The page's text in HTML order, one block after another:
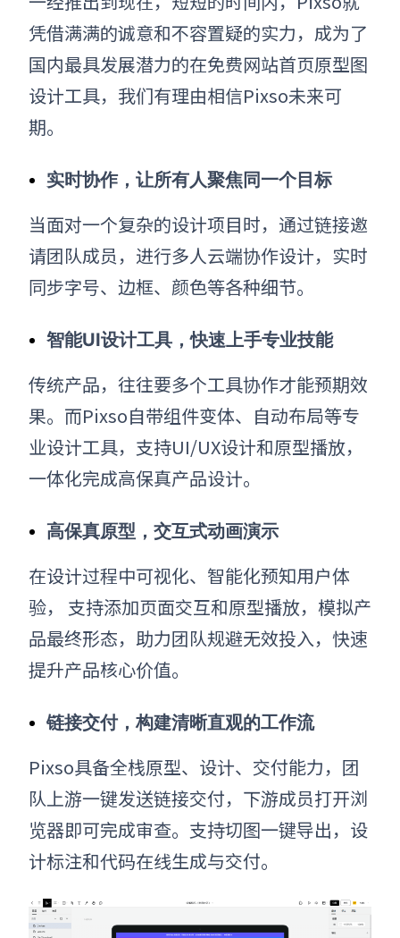
凭借满满的诚意和不容置疑的实力，成为了
国内最具发展潜力的在免费网站首页原型图
设计工具，我们有理由相信Pixso未来可
期。
实时协作，让所有人聚焦同一个目标
当面对一个复杂的设计项目时，通过链接邀
请团队成员，进行多人云端协作设计，实时
同步字号、边框、颜色等各种细节。
智能UI设计工具，快速上手专业技能
传统产品，往往要多个工具协作才能预期效
果。而Pixso自带组件变体、自动布局等专
业设计工具，支持UI/UX设计和原型播放，
一体化完成高保真产品设计。
高保真原型，交互式动画演示
在设计过程中可视化、智能化预知用户体
验， 支持添加页面交互和原型播放，模拟产
品最终形态，助力团队规避无效投入，快速
提升产品核心价值。
链接交付，构建清晰直观的工作流
Pixso具备全栈原型、设计、交付能力，团
队上游一键发送链接交付，下游成员打开浏
览器即可完成审查。支持切图一键导出，设
计标注和代码在线生成与交付。